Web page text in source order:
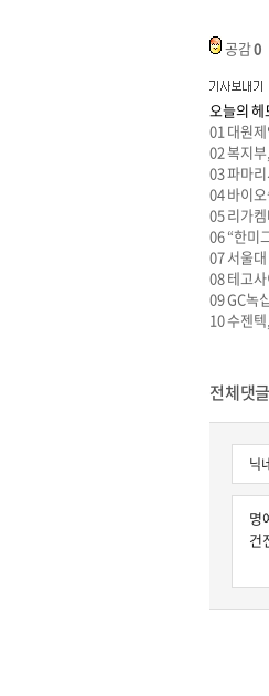
공감0
오늘의 헤
01 대원
02복지부
03파마
04바이
05리가
06“한미
07서울대
08테고
09GC녹
10수젠텍
전체댓글